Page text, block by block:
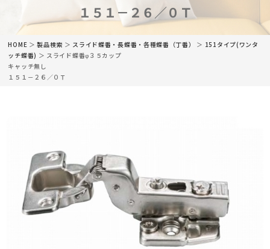
１５１－２６／０Ｔ
商品情報
カタログ
お問い合わせ
HOME ＞製品検索 ＞ スライド蝶番・長蝶番・各種蝶番（丁番） ＞ 151タイプ(ワンタ
ッチ蝶番) ＞ スライド蝶番φ３５カップ
キャッチ無し
１５１－２６／０Ｔ